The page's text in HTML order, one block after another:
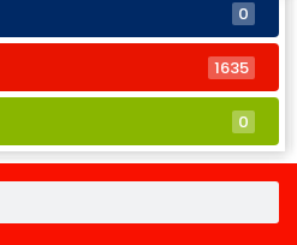
0
1635
0